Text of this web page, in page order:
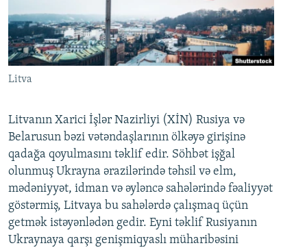
Litva
Litvanın Xarici İşlər Nazirliyi (XİN) Rusiya və
Belarusun bəzi vətəndaşlarının ölkəyə girişinə
qadağa qoyulmasını təklif edir. Söhbət işğal
olunmuş Ukrayna ərazilərində təhsil və elm,
mədəniyyət, idman və əyləncə sahələrində fəaliyyət
göstərmiş, Litvaya bu sahələrdə çalışmaq üçün
getmək istəyənlədən gedir. Eyni təklif Rusiyanın
Ukraynaya qarşı genişmiqyaslı müharibəsini